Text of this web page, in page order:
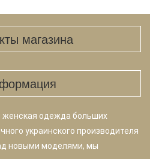
магазина
женская одежда больших
украинского производителя
новыми моделями, мы